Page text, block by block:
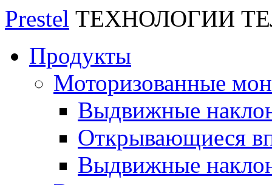
Prestel ТЕХНОЛОГИИ
Продукты
Моторизованные
Выдвижные
Открывающиеся
Выдвижные